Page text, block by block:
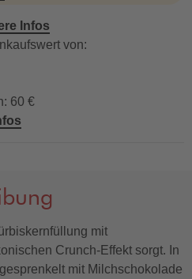
Infos
von:
60 €
mit
Crunch-Effekt sorgt. In
mit Milchschokolade